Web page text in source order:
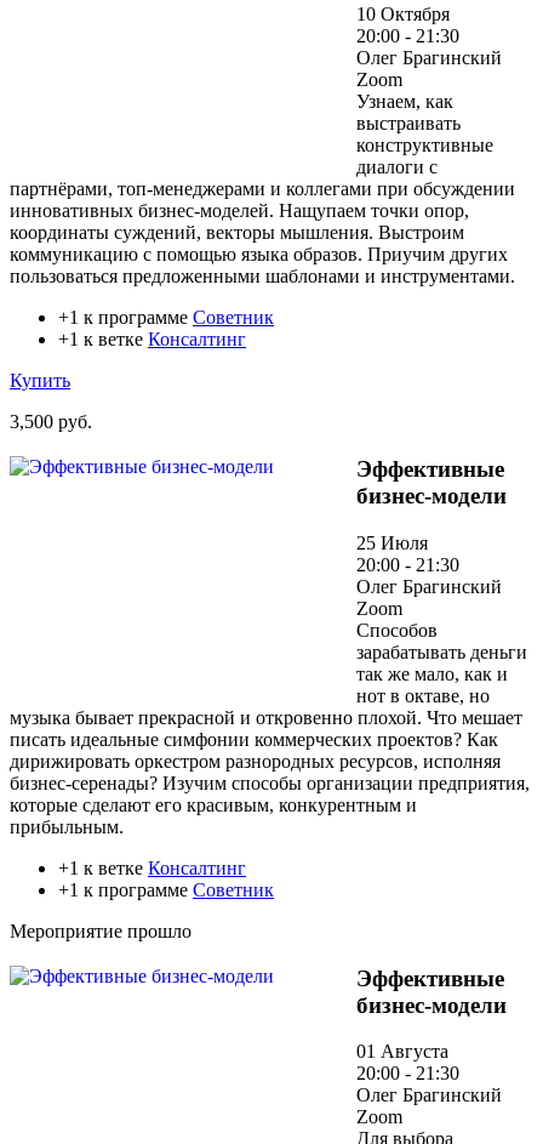
10 Октября
20:00 - 21:30
Олег Брагинский
Zoom
Узнаем, как
выстраивать
конструктивные
диалоги с
партнёрами, топ-менеджерами и коллегами при обсуждении
инновативных бизнес-моделей. Нащупаем точки опор,
координаты суждений, векторы мышления. Выстроим
коммуникацию с помощью языка образов. Приучим других
пользоваться предложенными шаблонами и инструментами.
+1 к программе Советник
+1 к ветке Консалтинг
Купить
3,500 руб.
Эффективные
бизнес-модели
25 Июля
20:00 - 21:30
Олег Брагинский
Zoom
Способов
зарабатывать деньги
так же мало, как и
нот в октаве, но
музыка бывает прекрасной и откровенно плохой. Что мешает
писать идеальные симфонии коммерческих проектов? Как
дирижировать оркестром разнородных ресурсов, исполняя
бизнес-серенады? Изучим способы организации предприятия,
которые сделают его красивым, конкурентным и
прибыльным.
+1 к ветке Консалтинг
+1 к программе Советник
Мероприятие прошло
Эффективные
бизнес-модели
01 Августа
20:00 - 21:30
Олег Брагинский
Zoom
Для выбора